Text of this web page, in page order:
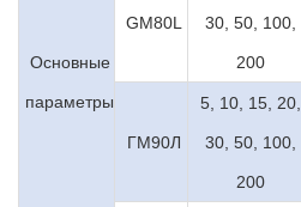
Основные
параметры
GM80L 30, 50, 100,
200
ГМ90Л
5, 10, 15, 20,
30, 50, 100,
200